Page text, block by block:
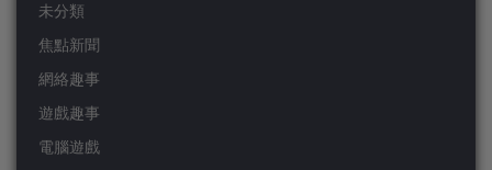
未分類
焦點新聞
網絡趣事
遊戲趣事
電腦遊戲